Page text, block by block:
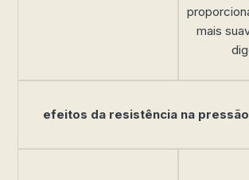
mais
efeitos da resistência na